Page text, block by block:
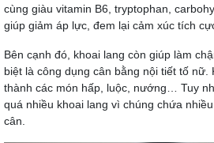
cùng giàu vitamin B6, tryptophan,
giúp giảm áp lực, đem lại cảm xúc tích
Bên cạnh đó, khoai lang còn giúp làm
biệt là công dụng cân bằng nội tiết tố nữ.
thành các món hấp, luộc, nướng… Tuy
quá nhiều khoai lang vì chúng chứa
cân.